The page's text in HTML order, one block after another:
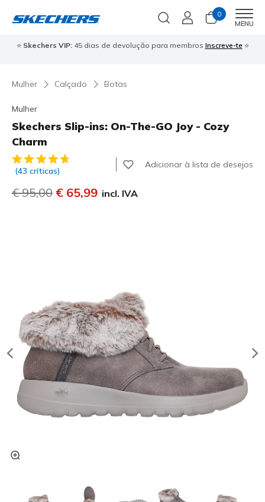
0
MENU
⭐ Skechers VIP:45 dias de devolução para membros Inscreve-te ⭐
Mulher Calçado Botas
Mulher
Skechers Slip-ins: On-The-GO Joy - Cozy
Charm
5 de 5 – Classificação do cliente
(43 críticas)
Adicionar à lista de desejos
Preço com desconto de
€ 95,00 para
€ 65,99 incl. IVA